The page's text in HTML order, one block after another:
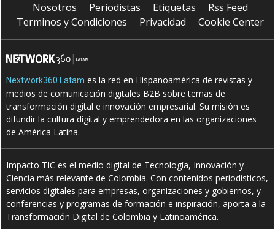
Nosotros Periodistas Etiquetas
Rss Feed
Terminos y Condiciones
Privacidad Cookie Center
Nextwork360 Latam es la red en Hispanoamérica de revistas y
medios de comunicación digitales B2B sobre temas de
transformación digital e innovación empresarial. Su misión es
difundir la cultura digital y emprendedora en las organizaciones
de América Latina.
Impacto TIC es el medio digital de Tecnología, Innovación y
Ciencia más relevante de Colombia. Con contenidos periodísticos,
servicios digitales para empresas, organizaciones y gobiernos, y
conferencias y programas de formación e inspiración, aporta a la
Transformación Digital de Colombia y Latinoamérica.